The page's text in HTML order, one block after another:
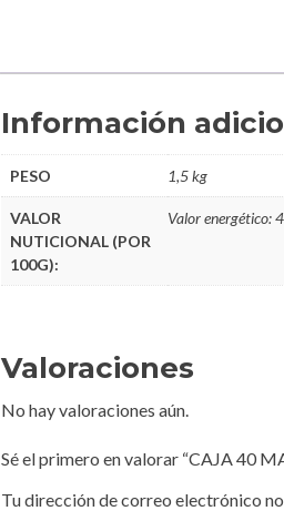
Información
PESO 1,5 kg
VALOR
NUTICIONAL (POR
100G):
Valor energético:
Valoraciones
No hay valoraciones aún.
Sé el primero en valorar “CAJA 40
Tu dirección de correo electrónico